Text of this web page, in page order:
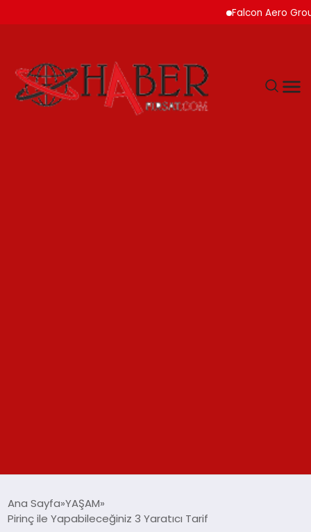
Falcon Aero Group,
SPOR
Ana Sayfa YAŞAM
Pirinç ile Yapabileceğiniz 3 Yaratıcı Tarif